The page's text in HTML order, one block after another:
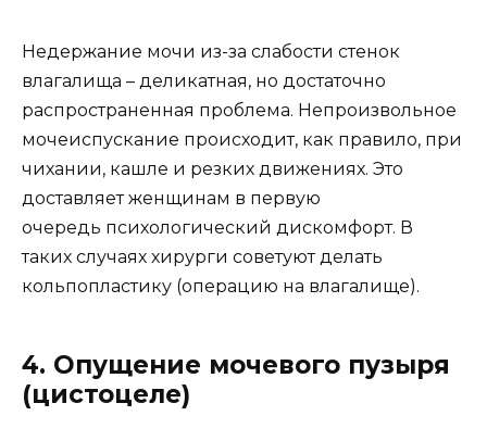
Недержание мочи из-за слабости стенок
влагалища – деликатная, но достаточно
распространенная проблема. Непроизвольное
мочеиспускание происходит, как правило, при
чихании, кашле и резких движениях. Это
доставляет женщинам в первую
очередь психологический дискомфорт. В
таких случаях хирурги советуют делать
кольпопластику (операцию на влагалище).
4. Опущение мочевого пузыря
(цистоцеле)